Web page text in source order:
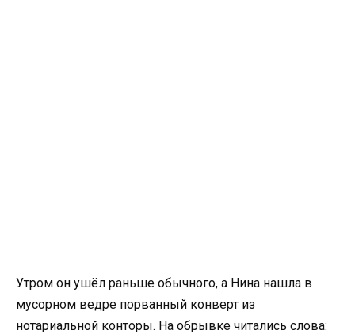
Утром он ушёл раньше обычного, а Нина нашла в
мусорном ведре порванный конверт из
нотариальной конторы. На обрывке читались слова: